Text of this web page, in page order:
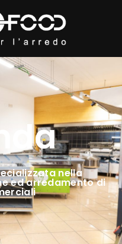
nella
ed arredamento di